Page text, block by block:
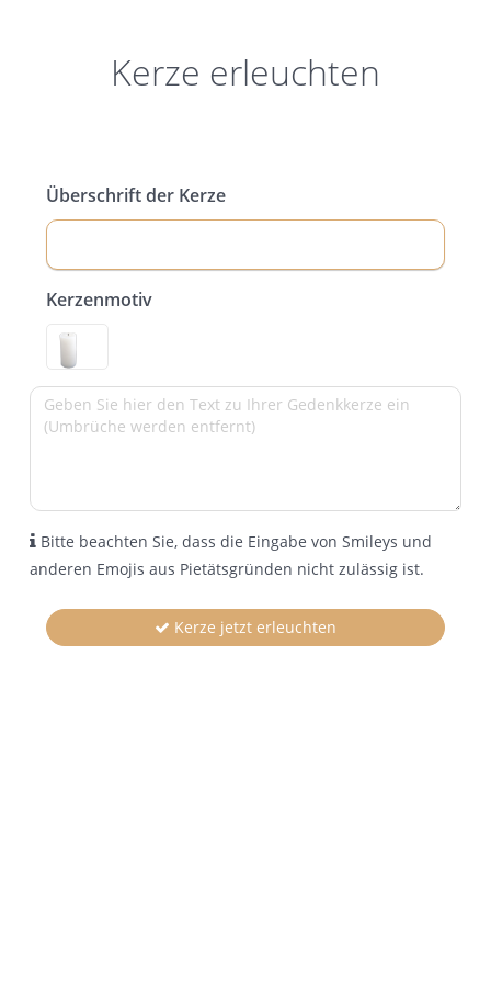
Kerze erleuchten
Überschrift der Kerze
Kerzenmotiv
Bitte beachten Sie, dass die Eingabe von Smileys und
anderen Emojis aus Pietätsgründen nicht zulässig ist.
Kerze jetzt erleuchten